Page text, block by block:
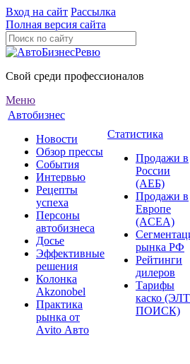
Вход на сайт Рассылка
Полная версия сайта
Свой среди профессионалов
Меню
Автобизнес
Новости
Обзор прессы
События
Интервью
Рецепты
успеха
Персоны
автобизнеса
Досье
Эффективные
решения
Колонка
Akzonobel
Практика
рынка от
Аvito Авто
Статистика
Продажи в
России
(АЕБ)
Продажи в
Европе
(ACEA)
рынка РФ
Рейтинги
дилеров
Тарифы
каско
ПОИСК)